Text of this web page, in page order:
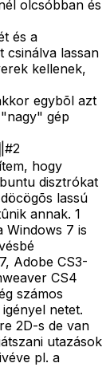
olcsóbban és
és a
csinálva lassan
kellenek,
egybõl azt
gép
#2
hogy
disztrókat
lassú
annak. 1
Windows 7 is
Adobe CS3-
CS4
számos
netet.
2D-s de van
utazások
pl. a